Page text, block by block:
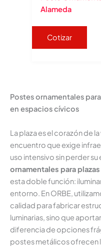
Alameda
Cotizar
Postes ornamentales
en espacios cívicos
La plaza es el corazón de
encuentro que exige
uso intensivo sin perder
ornamentales para plazas
esta doble función:
entorno. En ORBE,
calidad para fabricar
luminarias, sino que
diferencia de opciones
postes metálicos ofrecen